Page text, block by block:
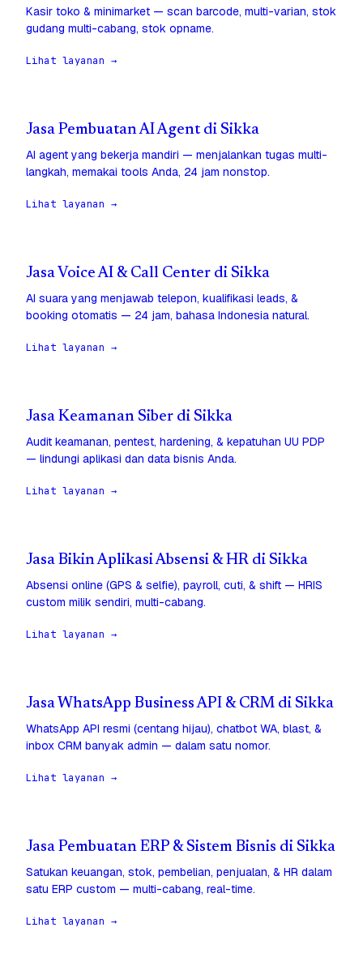
Kasir toko & minimarket — scan barcode, multi-varian, stok
gudang multi-cabang, stok opname.
Lihat layanan →
Jasa Pembuatan AI Agent di Sikka
AI agent yang bekerja mandiri — menjalankan tugas multi-
langkah, memakai tools Anda, 24 jam nonstop.
Lihat layanan →
Jasa Voice AI & Call Center di Sikka
AI suara yang menjawab telepon, kualifikasi leads, &
booking otomatis — 24 jam, bahasa Indonesia natural.
Lihat layanan →
Jasa Keamanan Siber di Sikka
Audit keamanan, pentest, hardening, & kepatuhan UU PDP
— lindungi aplikasi dan data bisnis Anda.
Lihat layanan →
Jasa Bikin Aplikasi Absensi & HR di Sikka
Absensi online (GPS & selfie), payroll, cuti, & shift — HRIS
custom milik sendiri, multi-cabang.
Lihat layanan →
Jasa WhatsApp Business API & CRM di Sikka
WhatsApp API resmi (centang hijau), chatbot WA, blast, &
inbox CRM banyak admin — dalam satu nomor.
Lihat layanan →
Jasa Pembuatan ERP & Sistem Bisnis di Sikka
Satukan keuangan, stok, pembelian, penjualan, & HR dalam
satu ERP custom — multi-cabang, real-time.
Lihat layanan →